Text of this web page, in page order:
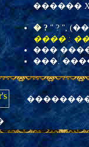
������
� ?" ? ",
���� :
���
���.
�